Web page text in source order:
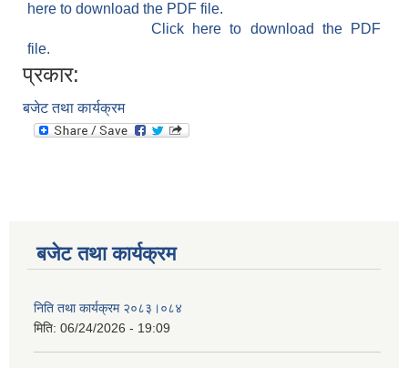
here to download the PDF file.
Click here to download the PDF
file.
प्रकार:
बजेट तथा कार्यक्रम
बजेट तथा कार्यक्रम
निति तथा कार्यक्रम २०८३।०८४
मिति: 06/24/2026 - 19:09